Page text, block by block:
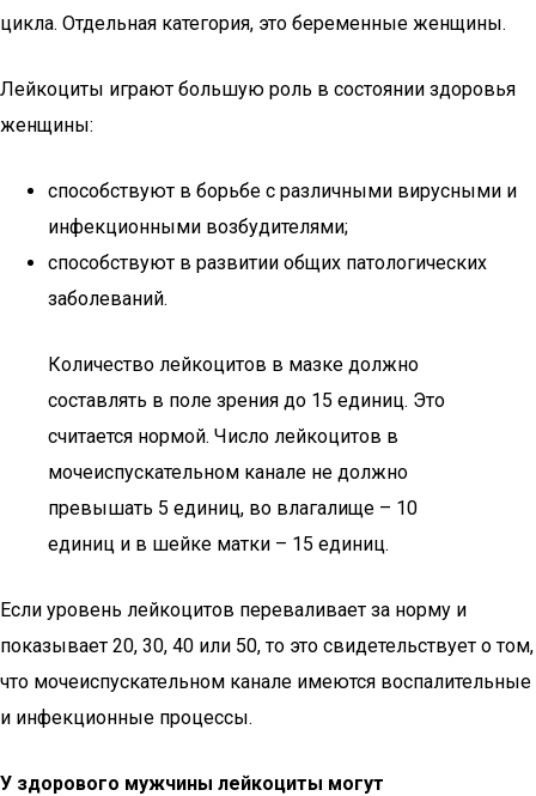
цикла. Отдельная категория, это беременные женщины.
Лейкоциты играют большую роль в состоянии здоровья
женщины:
способствуют в борьбе с различными вирусными и
инфекционными возбудителями;
способствуют в развитии общих патологических
заболеваний.
Количество лейкоцитов в мазке должно
составлять в поле зрения до 15 единиц. Это
считается нормой. Число лейкоцитов в
мочеиспускательном канале не должно
превышать 5 единиц, во влагалище – 10
единиц и в шейке матки – 15 единиц.
Если уровень лейкоцитов переваливает за норму и
показывает 20, 30, 40 или 50, то это свидетельствует о том,
что мочеиспускательном канале имеются воспалительные
и инфекционные процессы.
У здорового мужчины лейкоциты могут